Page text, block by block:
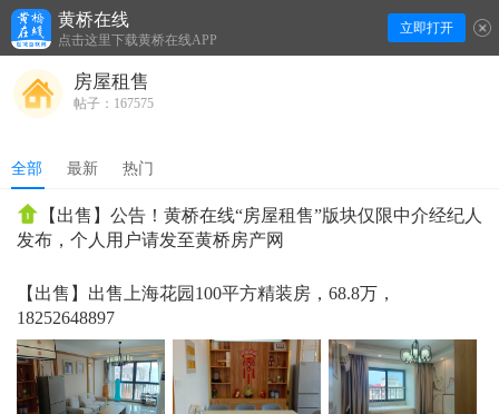
黄桥在线
点击这里下载黄桥在线APP
立即打开
房屋租售
帖子：167575
全部 最新 热门
【出售】公告！黄桥在线“房屋租售”版块仅限中介经纪人
发布，个人用户请发至黄桥房产网
【出售】出售上海花园100平方精装房，68.8万，
18252648897